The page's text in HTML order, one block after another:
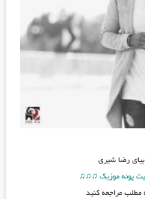
بیای رضا شیری
پونه موزیک ♫♫♫
مطلب مراجعه کنید